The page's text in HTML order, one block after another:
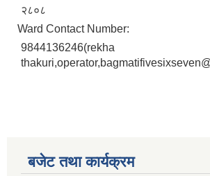
२८०८
Ward Contact Number:
9844136246(rekha
बजेट तथा कार्यक्रम